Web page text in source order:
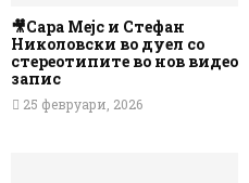
🎥Сара Мејс и Стефан
Николовски во дуел со
стереотипите во нов видео
запис
25 февруари, 2026